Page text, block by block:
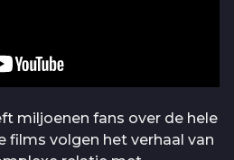
miljoenen fans over de hele
films volgen het verhaal van